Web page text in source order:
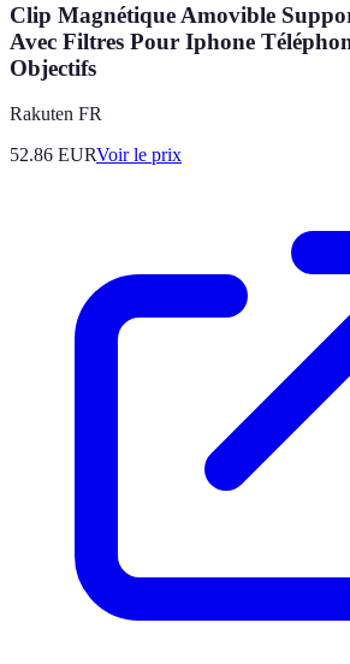
Clip Magnétique Amovible
Avec Filtres Pour Iphone
Objectifs
Rakuten FR
52.86 EURVoir le prix